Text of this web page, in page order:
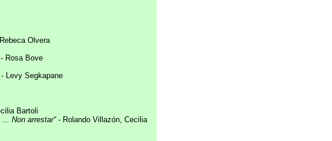
Olvera
Rosa Bove
Levy Segkapane
Bartoli
Non arrestar“- Rolando Villazón, Cecilia